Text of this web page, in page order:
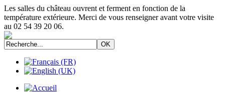
Les salles du château ouvrent et ferment en fonction de la
température extérieure. Merci de vous renseigner avant votre visite
au 02 54 39 20 06.